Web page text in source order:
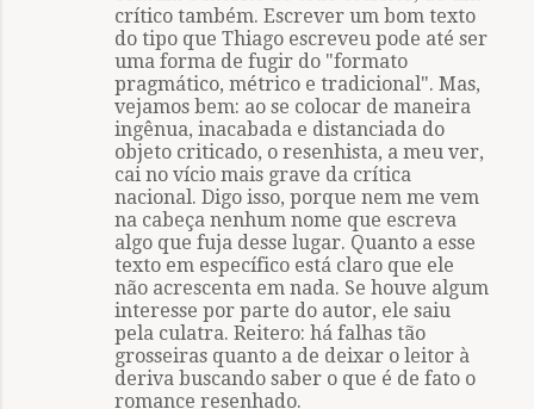
crítico também. Escrever um bom texto
do tipo que Thiago escreveu pode até ser
uma forma de fugir do "formato
pragmático, métrico e tradicional". Mas,
vejamos bem: ao se colocar de maneira
ingênua, inacabada e distanciada do
objeto criticado, o resenhista, a meu ver,
cai no vício mais grave da crítica
nacional. Digo isso, porque nem me vem
na cabeça nenhum nome que escreva
algo que fuja desse lugar. Quanto a esse
texto em específico está claro que ele
não acrescenta em nada. Se houve algum
interesse por parte do autor, ele saiu
pela culatra. Reitero: há falhas tão
grosseiras quanto a de deixar o leitor à
deriva buscando saber o que é de fato o
romance resenhado.